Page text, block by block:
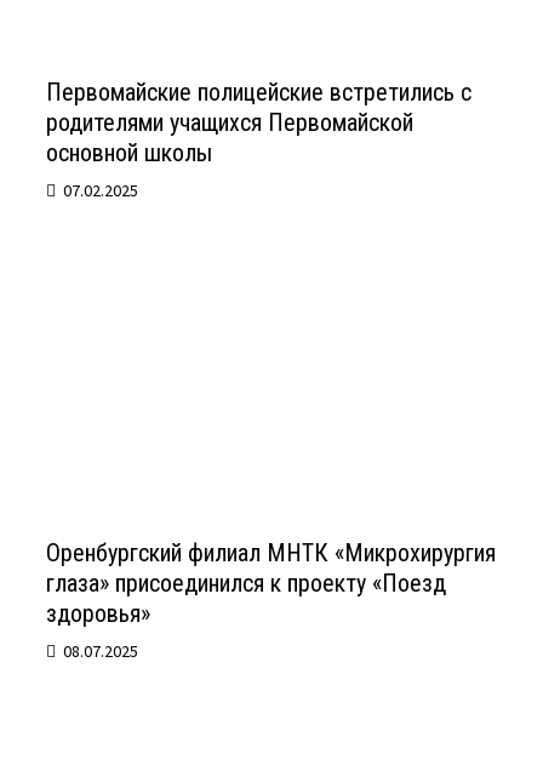
Первомайские полицейские встретились с
родителями учащихся Первомайской
основной школы
07.02.2025
Оренбургский филиал МНТК «Микрохирургия
глаза» присоединился к проекту «Поезд
здоровья»
08.07.2025